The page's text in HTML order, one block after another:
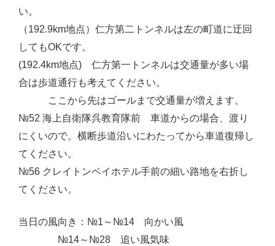
い。
（192.9km地点）仁方第二トンネルは左の町道に迂回
してもOKです。
(192.4km地点) 仁方第一トンネルは交通量が多い場
合は歩道通行も考えてください。
ここから先はゴールまで交通量が増えます。
№52 海上自衛隊呉教育隊前 車道からの場合、渡り
にくいので。横断歩道沿いにわたってから車道復帰し
てください。
№56 クレイトンベイホテル手前の細い路地を右折し
てください。
当日の風向き：№1～№14 向かい風
№14～№28 追い風気味